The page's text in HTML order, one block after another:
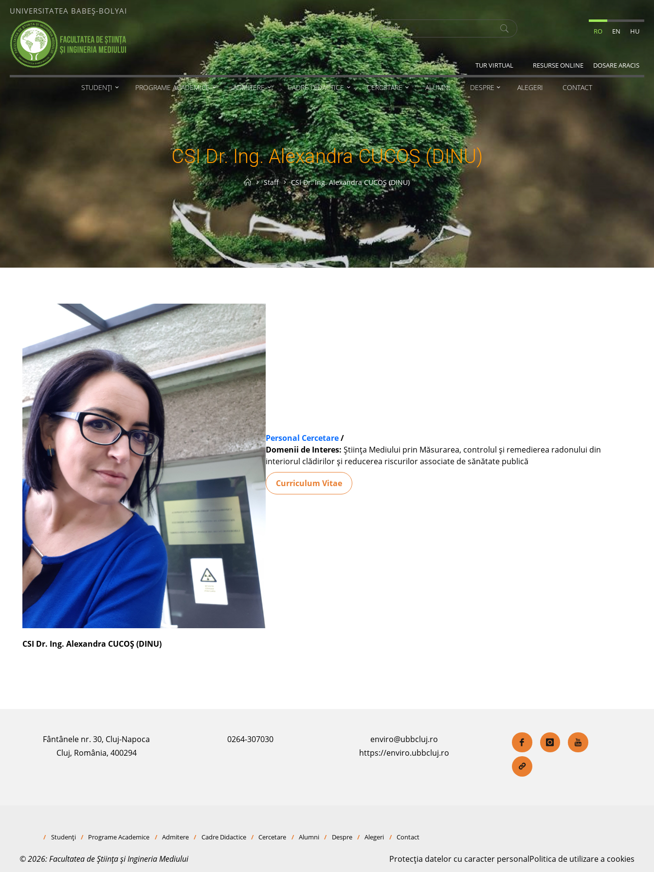
content
FACULTATEA
DE ȘTIINȚA
ȘI
INGINERIA
UNIVERSITATEA BABEȘ-BOLYAI
Search
for:
RO EN HU
TUR VIRTUAL RESURSE ONLINE DOSARE ARACIS
STUDENȚI PROGRAME ACADEMICE ADMITERE CADRE DIDACTICE CERCETARE ALUMNI DESPRE ALEGERI CONTACT
CSI Dr. Ing. Alexandra CUCOŞ (DINU)
HomeStaff CSI Dr. Ing. Alexandra CUCOŞ (DINU)
Personal Cercetare/
Domenii de Interes:Ştiinţa Mediului prin Măsurarea, controlul şi remedierea radonului din
interiorul clădirilor şi reducerea riscurilor associate de sănătate publică
Curriculum Vitae
CSI Dr. Ing. Alexandra CUCOŞ (DINU)
Fântânele nr. 30, Cluj-Napoca
Cluj, România, 400294
0264-307030
enviro@ubbcluj.ro
https://enviro.ubbcluj.ro
/ Studenți / Programe Academice / Admitere / Cadre Didactice / Cercetare / Alumni / Despre / Alegeri / Contact
© 2026: Facultatea de Știința și Ingineria Mediului Protecția datelor cu caracter personalPolitica de utilizare a cookies